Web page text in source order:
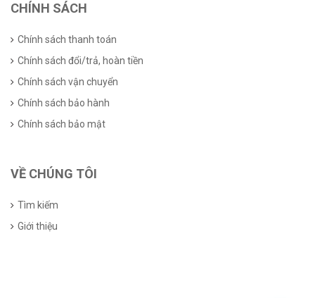
CHÍNH SÁCH
Chính sách thanh toán
Chính sách đổi/trả, hoàn tiền
Chính sách vận chuyển
Chính sách bảo hành
Chính sách bảo mật
VỀ CHÚNG TÔI
Tìm kiếm
Giới thiệu